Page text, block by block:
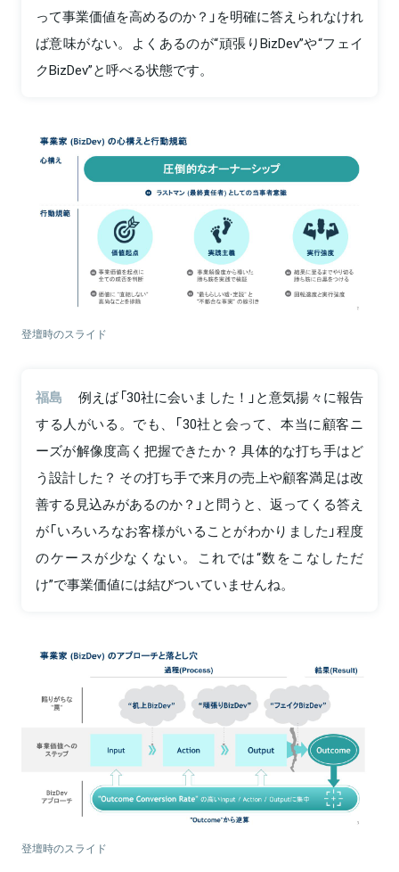
って事業価値を高めるのか？」を明確に答えられなけれ
ば意味がない。よくあるのが“頑張りBizDev”や“フェイ
クBizDev”と呼べる状態です。
登壇時のスライド
福島
例えば「30社に会いました！」と意気揚々に報告
する人がいる。でも、「30社と会って、本当に顧客ニ
ーズが解像度高く把握できたか？ 具体的な打ち手はど
う設計した？ その打ち手で来月の売上や顧客満足は改
善する見込みがあるのか？」と問うと、返ってくる答え
が「いろいろなお客様がいることがわかりました」程度
のケースが少なくない。これでは“数をこなしただ
け”で事業価値には結びついていませんね。
登壇時のスライド